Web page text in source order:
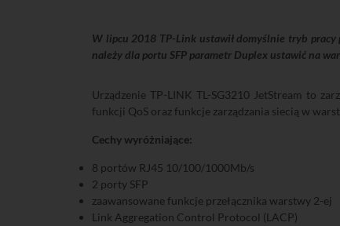
W lipcu 2018 TP-Link ustawił domyślnie tryb
należy dla portu SFP parametr Duplex ustawić na
Urządzenie TP-LINK TL-SG3210 JetStream to
funkcji QoS oraz funkcje zarządzania siecią w
Cechy wyróżniające:
8 portów RJ45 10/100/1000Mb/s
2 porty SFP
zaawansowane funkcje przełącznika warstwy 2-ej
Link Aggregation Control Protocol (LACP)